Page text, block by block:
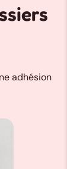
adhésion